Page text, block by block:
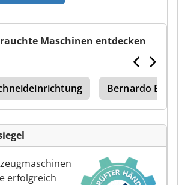
Maschinen entdecken
Bernardo
erfolgreich